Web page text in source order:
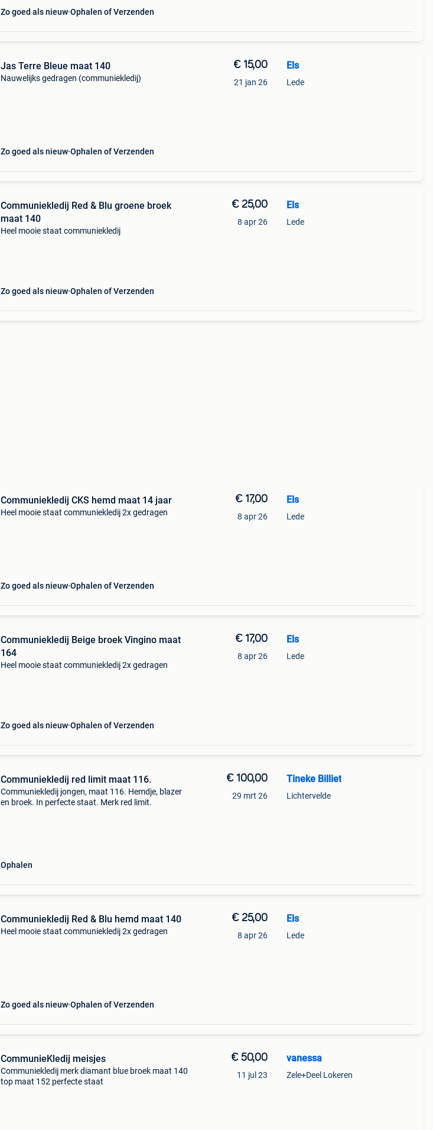
Zo goed als nieuw Ophalen of Verzenden
Jas Terre Bleue maat 140
Nauwelijks gedragen (communiekledij)
Zo goed als nieuw Ophalen of Verzenden
€ 15,00
21 jan 26
Els
Lede
Communiekledij Red & Blu groene broek
maat 140
Heel mooie staat communiekledij
Zo goed als nieuw Ophalen of Verzenden
€ 25,00
8 apr 26
Els
Lede
Communiekledij CKS hemd maat 14 jaar
Heel mooie staat communiekledij 2x gedragen
Zo goed als nieuw Ophalen of Verzenden
€ 17,00
8 apr 26
Els
Lede
Communiekledij Beige broek Vingino maat
164
Heel mooie staat communiekledij 2x gedragen
Zo goed als nieuw Ophalen of Verzenden
€ 17,00
8 apr 26
Els
Lede
Communiekledij red limit maat 116.
Communiekledij jongen, maat 116. Hemdje, blazer
en broek. In perfecte staat. Merk red limit.
Ophalen
€ 100,00
29 mrt 26
Tineke Billiet
Lichtervelde
Communiekledij Red & Blu hemd maat 140
Heel mooie staat communiekledij 2x gedragen
Zo goed als nieuw Ophalen of Verzenden
€ 25,00
8 apr 26
Els
Lede
CommunieKledij meisjes
Communiekledij merk diamant blue broek maat 140
top maat 152 perfecte staat
€ 50,00
11 jul 23
vanessa
Zele+Deel Lokeren